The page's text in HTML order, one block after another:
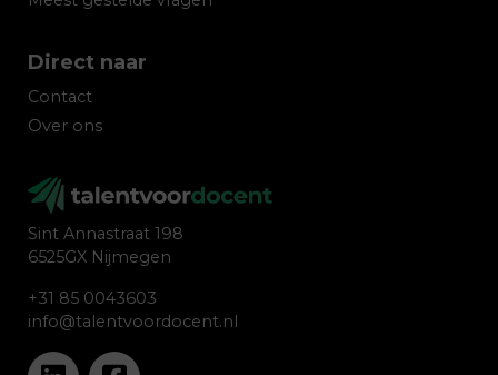
Direct naar
Contact
Over ons
Sint Annastraat 198
6525GX Nijmegen
+31 85 0043603
info@talentvoordocent.nl